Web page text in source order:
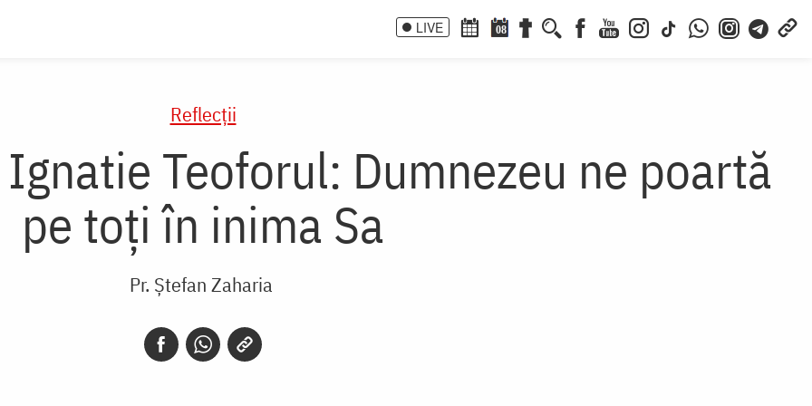
LIVE 08
Reflecții
Teoforul: Dumnezeu ne poartă
pe toți în inima Sa
Pr. Ștefan Zaharia